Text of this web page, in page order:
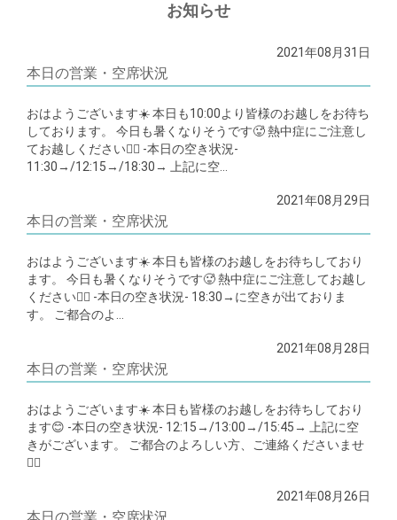
お知らせ
本日の営業・空席状況
2021年08月31日
おはようございます☀️ 本日も10:00より皆様のお越しをお待ち
しております。 今日も暑くなりそうです🥵 熱中症にご注意し
てお越しください🙇‍♂️ -本日の空き状況-
11:30→/12:15→/18:30→ 上記に空…
本日の営業・空席状況
2021年08月29日
おはようございます☀️ 本日も皆様のお越しをお待ちしており
ます。 今日も暑くなりそうです🥵 熱中症にご注意してお越し
ください🙇‍♂️ -本日の空き状況- 18:30→に空きが出ておりま
す。 ご都合のよ…
本日の営業・空席状況
2021年08月28日
おはようございます☀️ 本日も皆様のお越しをお待ちしており
ます😊 -本日の空き状況- 12:15→/13:00→/15:45→ 上記に空
きがございます。 ご都合のよろしい方、ご連絡くださいませ
🙇‍♂️
2021年08月26日